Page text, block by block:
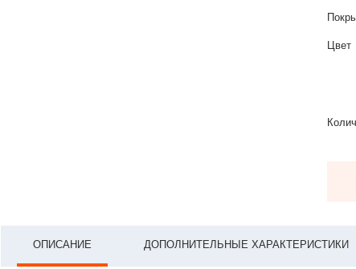
Цвет
ОПИСАНИЕ ДОПОЛНИТЕЛЬНЫЕ ХАРАКТЕРИСТИКИ